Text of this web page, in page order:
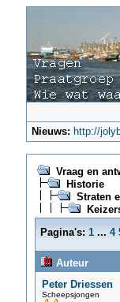
Nieuws: http://
Vraag en
Historie
Straten
Pagina's: 1 ... 4
Auteur
Peter Driessen
Scheepsjongen